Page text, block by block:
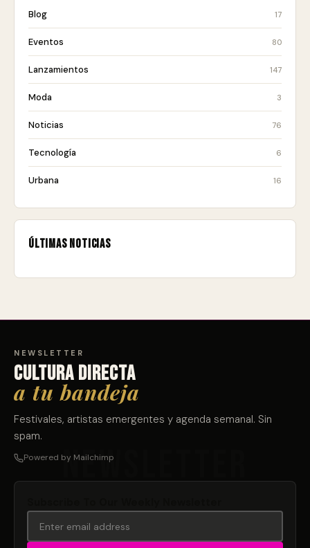
Blog 17
Eventos 80
Lanzamientos 147
Moda 3
Noticias 76
Tecnología 6
Urbana 16
Últimas noticias
NEWSLETTER
Cultura directa
a tu bandeja
Festivales, artistas emergentes y agenda semanal. Sin
spam.
Powered by Mailchimp